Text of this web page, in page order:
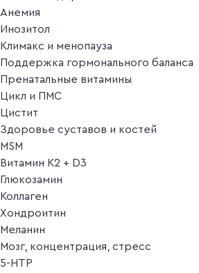
Анемия
Инозитол
Климакс и менопауза
Поддержка гормонального баланса
Пренатальные витамины
Цикл и ПМС
Цистит
Здоровье суставов и костей
MSM
Витамин K2 + D3
Глюкозамин
Коллаген
Хондроитин
Меланин
Мозг, концентрация, стресс
5-HTP